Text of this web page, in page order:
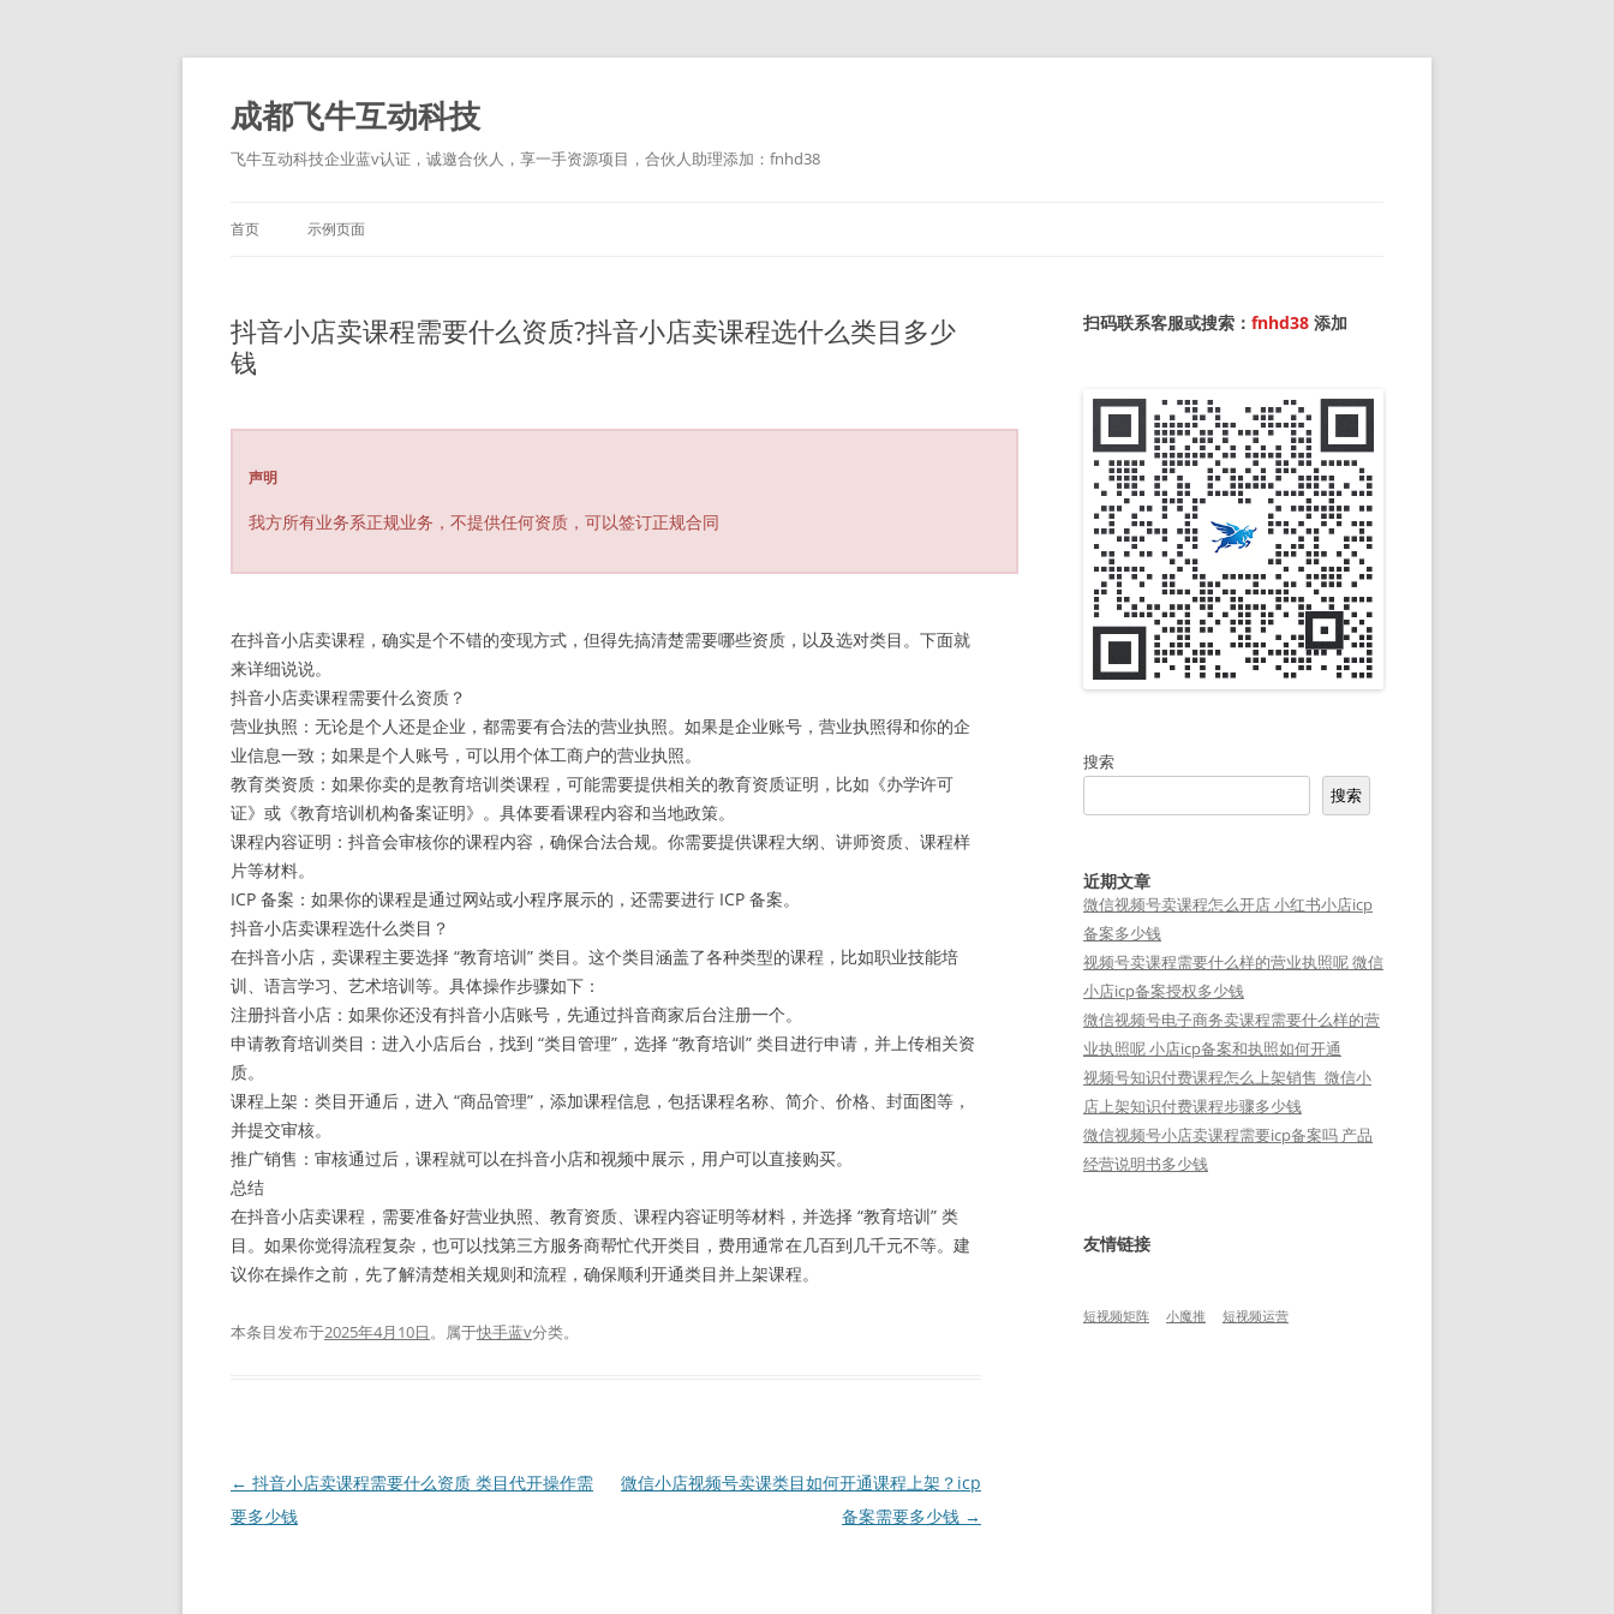
跳
文
成都飞牛互动科技
飞牛互动科技企业蓝v认证，诚邀合伙人，享一手资源项目，合伙人助理添加：fnhd38
首页 示例页面
抖音小店卖课程需要什么资质?抖音小店卖课程选什么类目多少
钱
声明
我方所有业务系正规业务，不提供任何资质，可以签订正规合同
在抖音小店卖课程，确实是个不错的变现方式，但得先搞清楚需要哪些资质，以及选对类目。下面就
来详细说说。
抖音小店卖课程需要什么资质？
营业执照：无论是个人还是企业，都需要有合法的营业执照。如果是企业账号，营业执照得和你的企
业信息一致；如果是个人账号，可以用个体工商户的营业执照。
教育类资质：如果你卖的是教育培训类课程，可能需要提供相关的教育资质证明，比如《办学许可
证》或《教育培训机构备案证明》。具体要看课程内容和当地政策。
课程内容证明：抖音会审核你的课程内容，确保合法合规。你需要提供课程大纲、讲师资质、课程样
片等材料。
ICP 备案：如果你的课程是通过网站或小程序展示的，还需要进行 ICP 备案。
抖音小店卖课程选什么类目？
在抖音小店，卖课程主要选择 “教育培训” 类目。这个类目涵盖了各种类型的课程，比如职业技能培
训、语言学习、艺术培训等。具体操作步骤如下：
注册抖音小店：如果你还没有抖音小店账号，先通过抖音商家后台注册一个。
申请教育培训类目：进入小店后台，找到 “类目管理”，选择 “教育培训” 类目进行申请，并上传相关资
质。
课程上架：类目开通后，进入 “商品管理”，添加课程信息，包括课程名称、简介、价格、封面图等，
并提交审核。
推广销售：审核通过后，课程就可以在抖音小店和视频中展示，用户可以直接购买。
总结
在抖音小店卖课程，需要准备好营业执照、教育资质、课程内容证明等材料，并选择 “教育培训” 类
目。如果你觉得流程复杂，也可以找第三方服务商帮忙代开类目，费用通常在几百到几千元不等。建
议你在操作之前，先了解清楚相关规则和流程，确保顺利开通类目并上架课程。
本条目发布于2025年4月10日。属于快手蓝v分类。
文
章
← 抖音小店卖课程需要什么资质 类目代开操作需
要多少钱
微信小店视频号卖课类目如何开通课程上架？icp
备案需要多少钱 →
扫码联系客服或搜索： fnhd38 添加
搜索
搜索
近期文章
微信视频号卖课程怎么开店 小红书小店icp
备案多少钱
视频号卖课程需要什么样的营业执照呢 微信
小店icp备案授权多少钱
微信视频号电子商务卖课程需要什么样的营
业执照呢 小店icp备案和执照如何开通
视频号知识付费课程怎么上架销售_微信小
店上架知识付费课程步骤多少钱
微信视频号小店卖课程需要icp备案吗 产品
经营说明书多少钱
友情链接
短视频矩阵 小魔推 短视频运营